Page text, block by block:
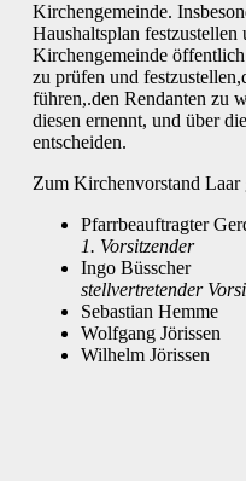
Kirchengemeinde.
Haushaltsplan
Kirchengemeinde
zu prüfen und
führen,.den Rendanten zu
diesen ernennt, und über
entscheiden.
Zum Kirchenvorstand Laar
Pfarrbeauftragter
1. Vorsitzender
Ingo Büsscher
stellvertretender
Sebastian Hemme
Wolfgang Jörissen
Wilhelm Jörissen